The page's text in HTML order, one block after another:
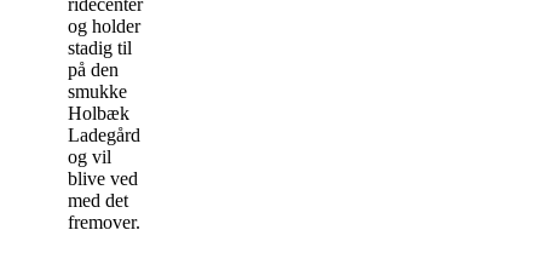
og holder
stadig til
på den
smukke
Holbæk
Ladegård
og vil
blive ved
med det
fremover.